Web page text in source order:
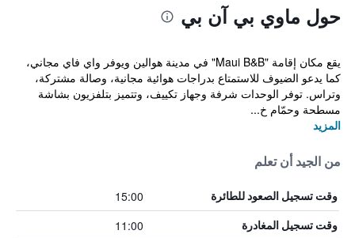
حول ماوي بي آن بي
يقع مكان إقامة "Maui B&B" في مدينة هوالين ويوفر واي فاي مجاني،
كما يدعو الضيوف للاستمتاع بدراجات هوائية مجانية، وصالة مشتركة،
وتراس. توفر الوحدات شرفة وجهاز تكييف، وتتميز بتلفزيون بشاشة
مسطحة وحمّام خ...
المزيد
من الجيد أن تعلم
وقت تسجيل الصعود للطائرة 15:00
وقت تسجيل المغادرة 11:00